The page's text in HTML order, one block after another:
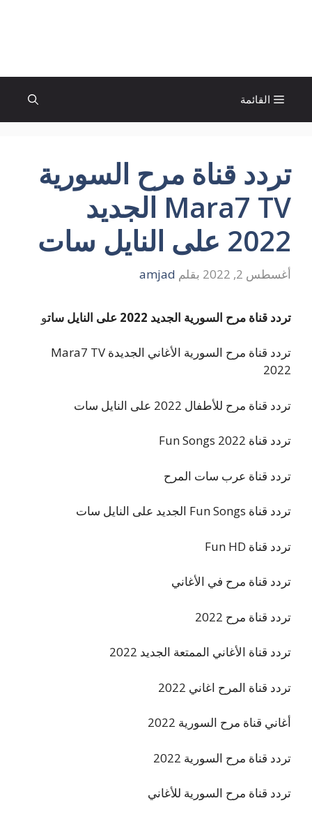
القائمة
تردد قناة مرح السورية
Mara7 TV الجديد
2022 على النايل سات
أغسطس 2, 2022 بقلم amjad
تردد قناة مرح السورية الجديد 2022 على النايل سات و
تردد قناة مرح السورية الأغاني الجديدة Mara7 TV
2022
تردد قناة مرح للأطفال 2022 على النايل سات
تردد قناة Fun Songs 2022
تردد قناة عرب سات المرح
تردد قناة Fun Songs الجديد على النايل سات
تردد قناة Fun HD
تردد قناة مرح في الأغاني
تردد قناة مرح 2022
تردد قناة الأغاني الممتعة الجديد 2022
تردد قناة المرح اغاني 2022
أغاني قناة مرح السورية 2022
تردد قناة مرح السورية 2022
تردد قناة مرح السورية للأغاني